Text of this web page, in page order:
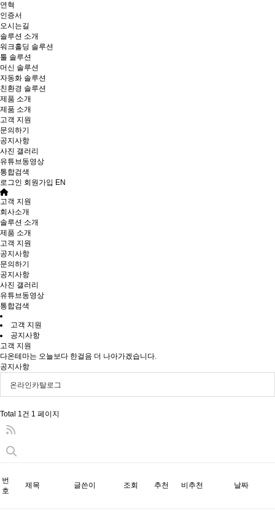
연혁
인증서
오시는길
솔루션 소개
워크홀딩 솔루션
툴 솔루션
머신 솔루션
자동화 솔루션
친환경 솔루션
제품 소개
제품 소개
고객 지원
문의하기
공지사항
사진 갤러리
유튜브동영상
통합검색
로그인 회원가입 EN
고객 지원
회사소개
솔루션 소개
제품 소개
고객 지원
공지사항
문의하기
공지사항
사진 갤러리
유튜브동영상
통합검색
고객 지원
공지사항
고객 지원
다온테마는 오늘보다 한걸음 더 나아가겠습니다.
공지사항
온라인카탈로그
Total 1건 1 페이지
번
호
제목 글쓴이 조회 추천 비추천 날짜